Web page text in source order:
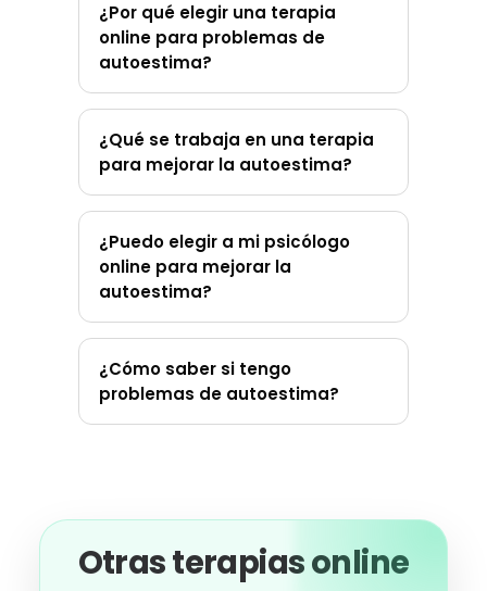
¿Por qué elegir una terapia
online para problemas de
autoestima?
¿Qué se trabaja en una terapia
para mejorar la autoestima?
¿Puedo elegir a mi psicólogo
online para mejorar la
autoestima?
¿Cómo saber si tengo
problemas de autoestima?
Otras terapias online